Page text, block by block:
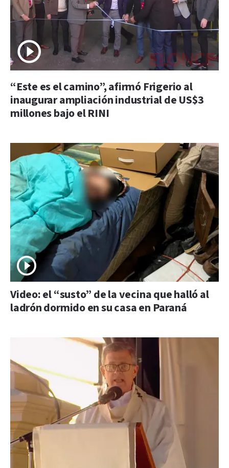
“Este es el camino”, afirmó Frigerio al
inaugurar ampliación industrial de US$3
millones bajo el RINI
Video: el “susto” de la vecina que halló al
ladrón dormido en su casa en Paraná